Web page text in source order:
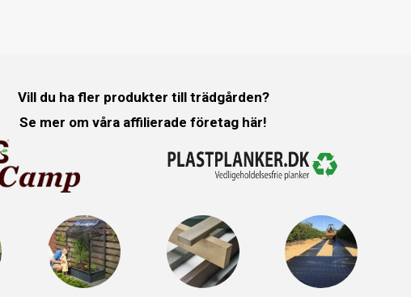
Vill du ha fler produkter till trädgården?
Se mer om våra affilierade företag här!